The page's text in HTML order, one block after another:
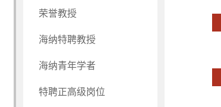
荣誉教授
海纳特聘教授
海纳青年学者
特聘正高级岗位